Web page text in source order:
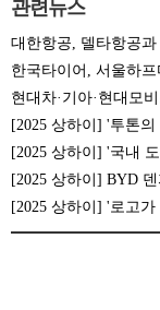
관련뉴스
대한항공, 델타항공
현대차·기아·현대모
[2025 상하이] '투톤
[2025 상하이] '국내
[2025 상하이] BYD
[2025 상하이] '로고